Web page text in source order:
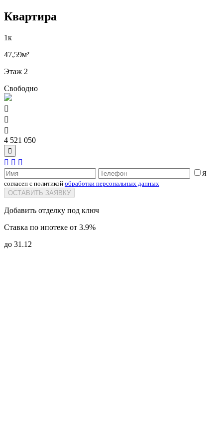
Квартира
1к
47,59м²
Этаж 2
Свободно



4 521 050

  
Я
согласен с политикой обработки персональных данных
ОСТАВИТЬ ЗАЯВКУ
Добавить отделку под ключ
Ставка по ипотеке от 3.9%
до 31.12